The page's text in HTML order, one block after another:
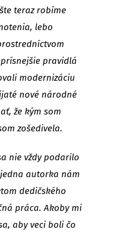
teraz robíme
lebo
pravidlá
modernizáciu
nové národné
že kým som
zošedivela.
nie vždy podarilo
autorka nám
dedičského
práca. Akoby mi
aby veci boli čo